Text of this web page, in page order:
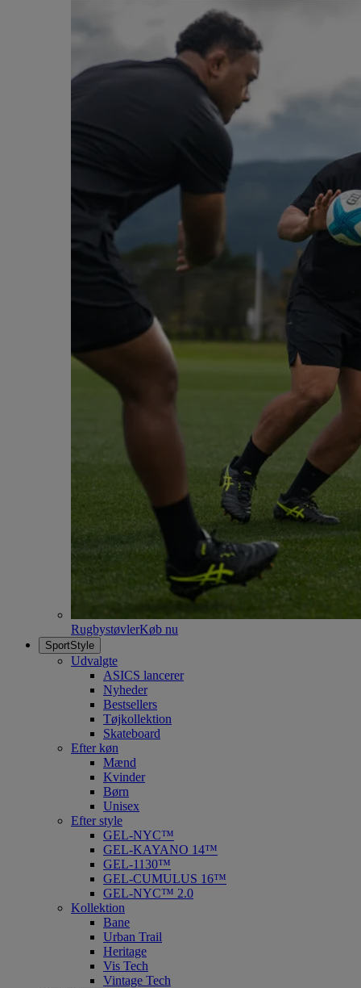
RugbystøvlerKøb nu
SportStyle
Udvalgte
ASICS lancerer
Nyheder
Bestsellers
Tøjkollektion
Skateboard
Efter køn
Mænd
Kvinder
Børn
Unisex
Efter style
GEL-NYC™
GEL-KAYANO 14™
GEL-1130™
GEL-CUMULUS 16™
GEL-NYC™ 2.0
Kollektion
Bane
Urban Trail
Heritage
Vis Tech
Vintage Tech